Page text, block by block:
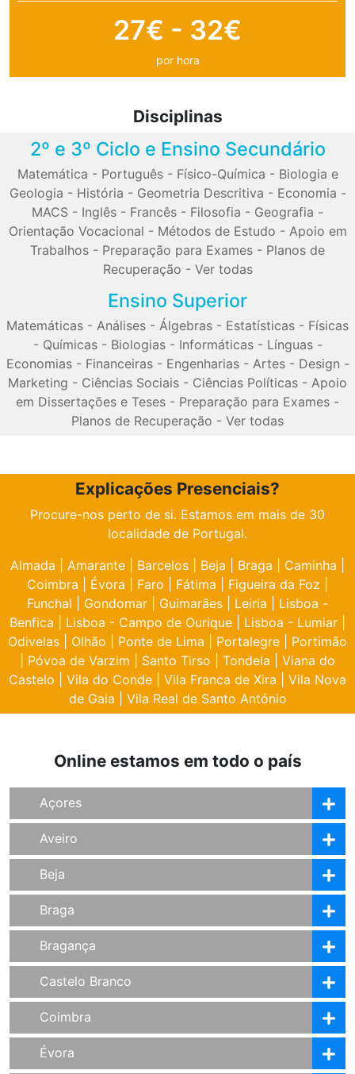
27€ - 32€
por hora
Disciplinas
2º e 3º Ciclo e Ensino Secundário
Matemática - Português- Físico-Química - Biologia e
Geologia - História - Geometria Descritiva - Economia -
MACS - Inglês - Francês - Filosofia - Geografia -
Orientação Vocacional - Métodos de Estudo - Apoio em
Trabalhos - Preparação para Exames - Planos de
Recuperação - Ver todas
Ensino Superior
Matemáticas - Análises - Álgebras - Estatísticas - Físicas
- Químicas- Biologias- Informáticas- Línguas-
Economias- Financeiras- Engenharias- Artes- Design -
Marketing - Ciências Sociais - Ciências Políticas - Apoio
em Dissertações e Teses - Preparação para Exames -
Planos de Recuperação - Ver todas
Explicações Presenciais?
Procure-nos perto de si. Estamos em mais de 30
localidade de Portugal.
Almada
Amarante Barcelos Beja Braga Caminha
Coimbra
Évora Faro Fátima Figueira da Foz
Funchal
Gondomar Guimarães Leiria
Lisboa -
Benfica
Lisboa - Campo de Ourique Lisboa - Lumiar
Odivelas
Olhão Ponte de Lima Portalegre
Portimão
Póvoa de Varzim Santo Tirso Tondela
Viana do
Castelo
Vila do Conde Vila Franca de Xira
Vila Nova
de Gaia
Vila Real de Santo António
Online estamos em todo o país
Açores
Aveiro
Beja
Braga
Bragança
Castelo Branco
Coimbra
Évora